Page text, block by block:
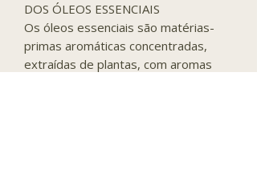
DOS ÓLEOS ESSENCIAIS
Os óleos essenciais são matérias-
primas aromáticas concentradas,
extraídas de plantas, com aromas